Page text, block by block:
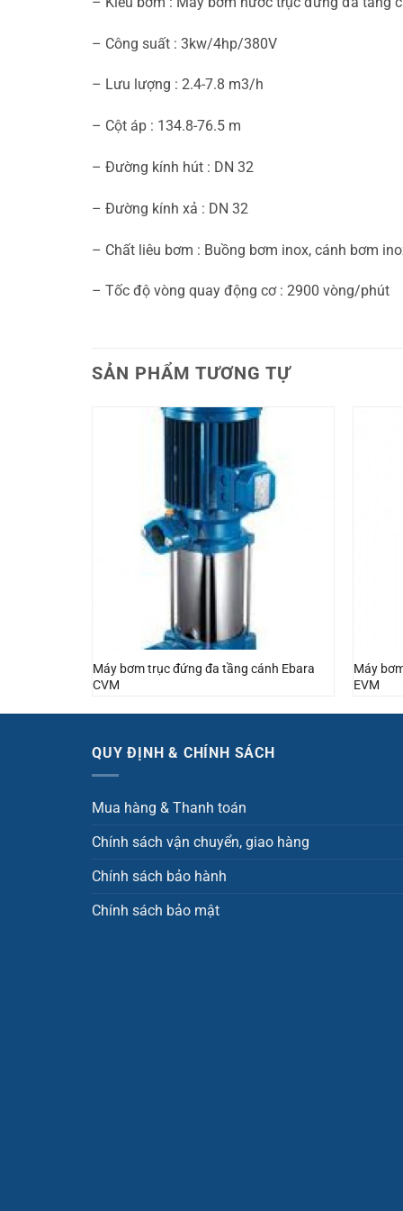
– Công suất : 3kw/4hp/380V
– Lưu lượng : 2.4-7.8 m3/h
– Cột áp : 134.8-76.5 m
– Đường kính hút : DN 32
– Đường kính xả : DN 32
– Chất liêu bơm : Buồng bơm inox, cánh bơm
– Tốc độ vòng quay động cơ : 2900 vòng/phút
SẢN PHẨM TƯƠNG TỰ
Máy bơm trục đứng đa tầng cánh Ebara
CVM
Máy
EVM
QUY ĐỊNH & CHÍNH SÁCH
Mua hàng & Thanh toán
Chính sách vận chuyển, giao hàng
Chính sách bảo hành
Chính sách bảo mật